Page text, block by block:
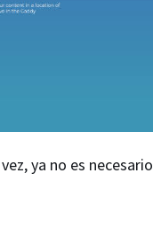
ya no es necesario